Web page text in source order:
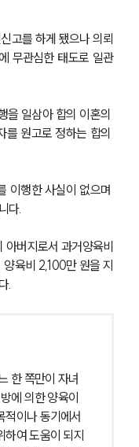
고를 하게 됐으나 의뢰
무관심한 태도로 일관
을 일삼아 합의 이혼의
를 원고로 정하는 합의
이행한 사실이 없으며
다.
아버지로서 과거양육비
육비 2,100만 원을 지
.
한 쪽만이 자녀
에 의한 양육이
적이나 동기에서
하여 도움이 되지